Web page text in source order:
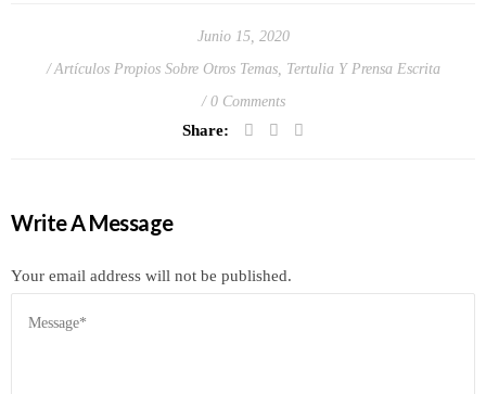
Junio 15, 2020
Artículos Propios Sobre Otros Temas, Tertulia Y Prensa Escrita
0 Comments
Share:
Write A Message
Your email address will not be published.